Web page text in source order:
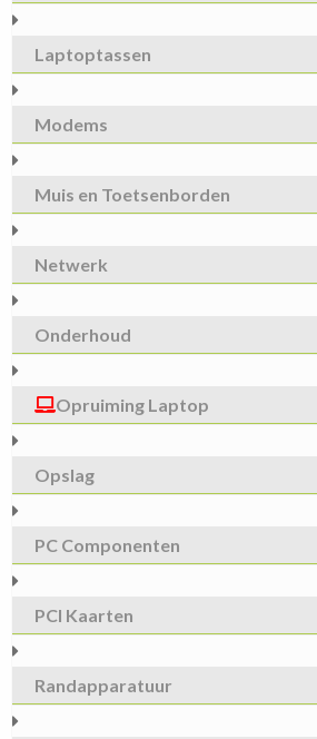
Laptoptassen
Modems
Muis en Toetsenborden
Netwerk
Onderhoud
Opruiming Laptop
Opslag
PC Componenten
PCI Kaarten
Randapparatuur